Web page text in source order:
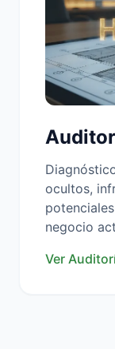
ocultos,
negocio
Ver